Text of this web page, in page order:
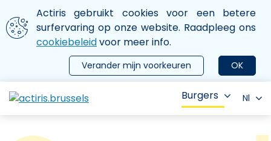
Aller au contenu principal
We gebruiken cookies
Actiris gebruikt cookies voor een betere
surfervaring op onze website. Raadpleeg ons
cookiebeleidvoor meer info.
OK
Verander mijn voorkeuren
le menu
Burgers Nl